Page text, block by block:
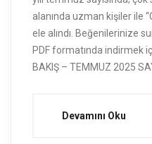
alanında uzman kişiler ile
ele alındı. Beğenilerinize
PDF formatında indirmek
BAKIŞ – TEMMUZ 2025
Devamını Oku